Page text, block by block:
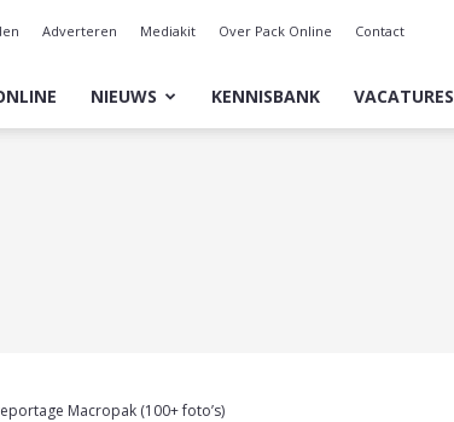
Adverteren Mediakit Over Pack Online Contact
NIEUWS KENNISBANK VACATURES
Macropak (100+ foto’s)